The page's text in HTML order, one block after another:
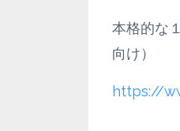
本格的な
向け）
https://